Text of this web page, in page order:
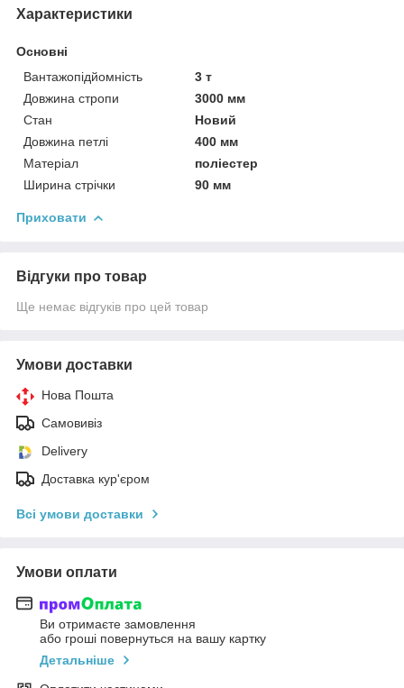
Характеристики
Основні
Вантажопідйомність
3 т
Довжина стропи
3000 мм
Стан
Новий
Довжина петлі
400 мм
Матеріал
поліестер
Ширина стрічки
90 мм
Приховати
Відгуки про товар
Ще немає відгуків про цей товар
Умови доставки
Нова Пошта
Самовивіз
Delivery
Доставка кур'єром
Всі умови доставки
Умови оплати
Ви отримаєте замовлення
або гроші повернуться на вашу картку
Детальніше